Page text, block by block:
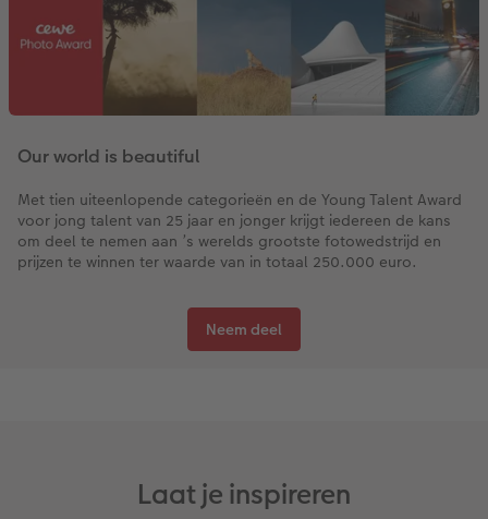
Our world is beautiful
Met tien uiteenlopende categorieën en de Young Talent Award
voor jong talent van 25 jaar en jonger krijgt iedereen de kans
om deel te nemen aan ’s werelds grootste fotowedstrijd en
prijzen te winnen ter waarde van in totaal 250.000 euro.
Neem deel
Laat je inspireren